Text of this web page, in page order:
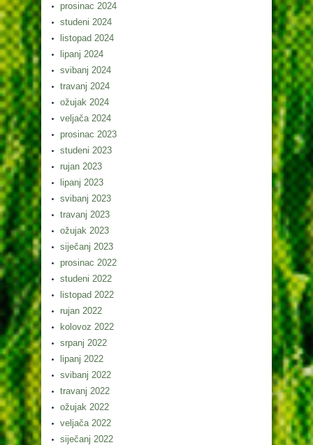
prosinac 2024
studeni 2024
listopad 2024
lipanj 2024
svibanj 2024
travanj 2024
ožujak 2024
veljača 2024
prosinac 2023
studeni 2023
rujan 2023
lipanj 2023
svibanj 2023
travanj 2023
ožujak 2023
siječanj 2023
prosinac 2022
studeni 2022
listopad 2022
rujan 2022
kolovoz 2022
srpanj 2022
lipanj 2022
svibanj 2022
travanj 2022
ožujak 2022
veljača 2022
siječanj 2022